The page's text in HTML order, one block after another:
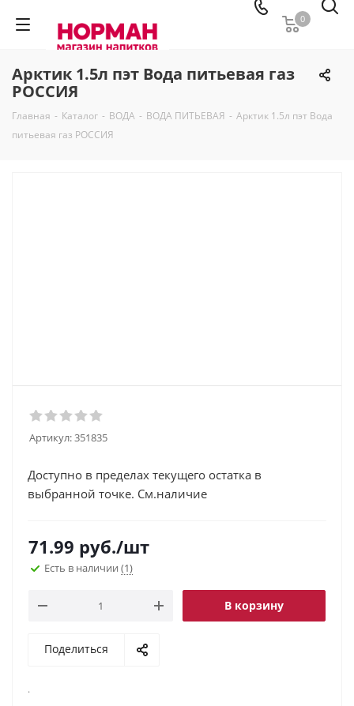
0
Арктик 1.5л пэт Вода питьевая газ
РОССИЯ
Главная - Каталог - ВОДА - ВОДА ПИТЬЕВАЯ - Арктик 1.5л пэт Вода
питьевая газ РОССИЯ
Артикул:351835
Доступно в пределах текущего остатка в
выбранной точке. См.наличие
71.99 руб./шт
Есть в наличии (1)
В корзину
Поделиться
.